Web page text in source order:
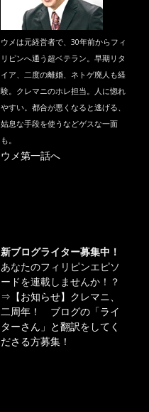
ウメは元経営者で、30年前からフィ
リピンへ通う超ベテラン。早期リタ
イア、二度の離婚、ネトゲ廃人も経
験。クレマニのホレ担当。人に惚れ
やすい。都合が悪くなると逃げる、
姑息な手段を使うなどゲスな一面
も。
ウメ第一話へ
新ブログライター募集中！
あなたのフィリピンエピソ
ードを連載しませんか！？
⇒ 【お知らせ】クレマニ、
二周年！ ブログの「ライ
ターさん」と翻訳をしてく
ださる方募集！